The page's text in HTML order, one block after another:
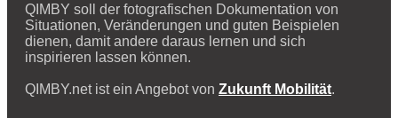
QIMBY soll der fotografischen Dokumentation von
Situationen, Veränderungen und guten Beispielen
dienen, damit andere daraus lernen und sich
inspirieren lassen können.
QIMBY.net ist ein Angebot von Zukunft Mobilität.